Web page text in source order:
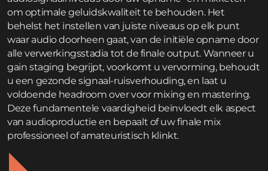
om optimale geluidskwaliteit te behouden. Het
behelst het instellen van juiste niveaus op elk punt
waar audio doorheen gaat, van de initiële opname door
alle verwerkingsstadia tot de finale output. Wanneer u
gain staging begrijpt, voorkomt u vervorming, behoudt
u een gezonde signaal-ruisverhouding, en laat u
voldoende headroom over voor mixing en mastering.
Deze fundamentele vaardigheid beïnvloedt elk aspect
van audioproductie en bepaalt of uw finale mix
professioneel of amateuristisch klinkt.